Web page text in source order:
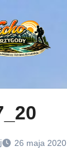
26 maja 2020